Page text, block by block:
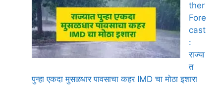
ther
Fore
cast
:
राज्या
त
पुन्हा एकदा मुसळधार पावसाचा कहर IMD चा मोठा इशारा